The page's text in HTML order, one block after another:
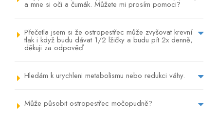
a mne si oči a čumák. Můžete mi prosím pomoci?
Přečetla jsem si že ostropestřec může zvyšovat krevní
tlak i když budu dávat 1/2 lžičky a budu pít 2x denně,
děkuji za odpověď
Hledám k urychleni metabolismu nebo redukci váhy.
Může působit ostropestřec močopudně?